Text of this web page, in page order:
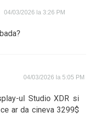
04/03/2026 la 3:26 PM
04/03/2026 la 5:05 PM
ul Studio XDR si
ar da cineva 3299$